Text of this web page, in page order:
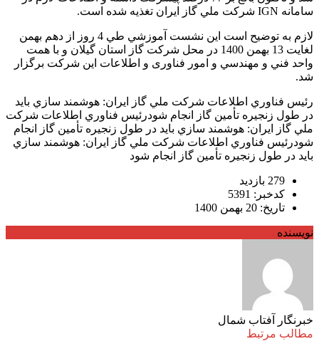
سامانه IGN شركت ملي گاز ايران تغذيه شده است.
لازم به توضيح است اين نشست آموزشي طي 4 روز از دهم بهمن
لغايت 13 بهمن 1400 در محل شركت گاز استان گيلان و با همت
واحد فني و مهندسي و امور فناوری و اطلاعات اين شركت برگزار
شد.
رئيس فناوري اطلاعات شركت ملي گاز ايران: هوشمند سازي بايد
در طول زنجيره تأمين گاز انجام شودرئيس فناوري اطلاعات شركت
ملي گاز ايران: هوشمند سازي بايد در طول زنجيره تأمين گاز انجام
شودرئيس فناوري اطلاعات شركت ملي گاز ايران: هوشمند سازي
بايد در طول زنجيره تأمين گاز انجام شود
279 بازدید
کدخبر: 5391
تاریخ: 20 بهمن 1400
نویسنده
خبرنگار آفتاب شمال
مطالب مرتبط